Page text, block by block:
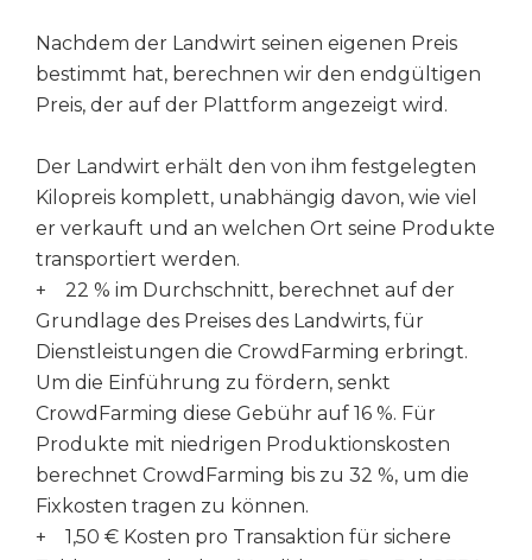
Nachdem der Landwirt seinen eigenen Preis
bestimmt hat, berechnen wir den endgültigen
Preis, der auf der Plattform angezeigt wird.
Der Landwirt erhält den von ihm festgelegten
Kilopreis komplett, unabhängig davon, wie viel
er verkauft und an welchen Ort seine Produkte
transportiert werden.
+ 22 % im Durchschnitt, berechnet auf der
Grundlage des Preises des Landwirts, für
Dienstleistungen die CrowdFarming erbringt.
Um die Einführung zu fördern, senkt
CrowdFarming diese Gebühr auf 16 %. Für
Produkte mit niedrigen Produktionskosten
berechnet CrowdFarming bis zu 32 %, um die
Fixkosten tragen zu können.
+ 1,50 € Kosten pro Transaktion für sichere